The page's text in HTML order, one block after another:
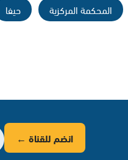
المحكمة المركزية
حيفا
انضم للقناة ←